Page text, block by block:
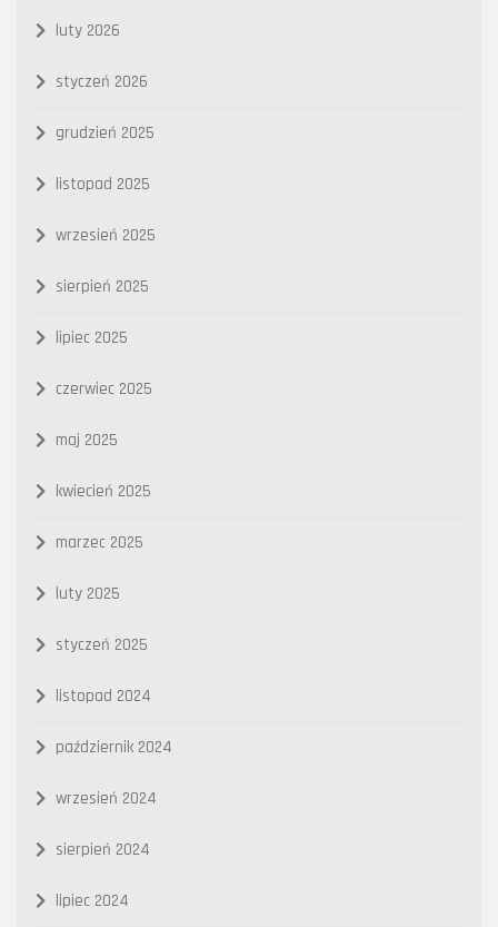
luty 2026
styczeń 2026
grudzień 2025
listopad 2025
wrzesień 2025
sierpień 2025
lipiec 2025
czerwiec 2025
maj 2025
kwiecień 2025
marzec 2025
luty 2025
styczeń 2025
listopad 2024
październik 2024
wrzesień 2024
sierpień 2024
lipiec 2024